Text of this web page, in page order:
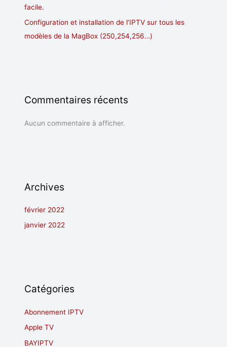
facile.
Configuration et installation de l’IPTV sur tous les
modèles de la MagBox (250,254,256…)
Commentaires récents
Aucun commentaire à afficher.
Archives
février 2022
janvier 2022
Catégories
Abonnement IPTV
Apple TV
BAYIPTV